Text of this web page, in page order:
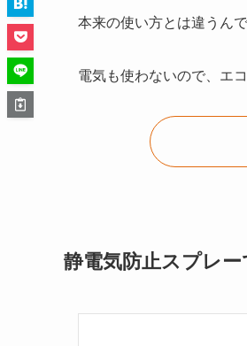
本来の使い方とは違うん
電気も使わないので、エ
静電気防止スプレ